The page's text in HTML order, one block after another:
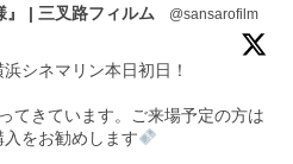
』 | 三叉路フィルム
@sansarofilm
シネマリン本日初日！
てきています。ご来場予定の方は
をお勧めします